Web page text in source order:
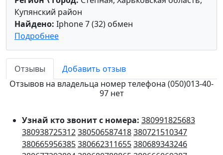
Купянский район
Найдено: Iphone 7 (32) обмен
Подробнее
Отзывы
Добавить отзыв
Отзывов на владельца номер телефона (050)013-40-
97 нет
Узнай кто звонит с номера: 380991825683
380938725312380506587418380721510347
380665956385380662311655380689343246